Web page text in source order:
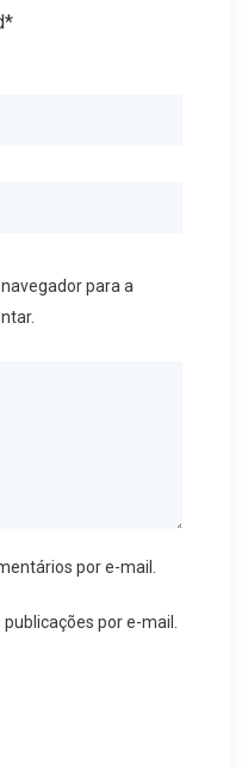
para a
por e-mail.
por e-mail.